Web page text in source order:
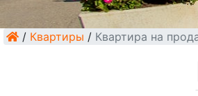
/ Квартиры / Квартира на